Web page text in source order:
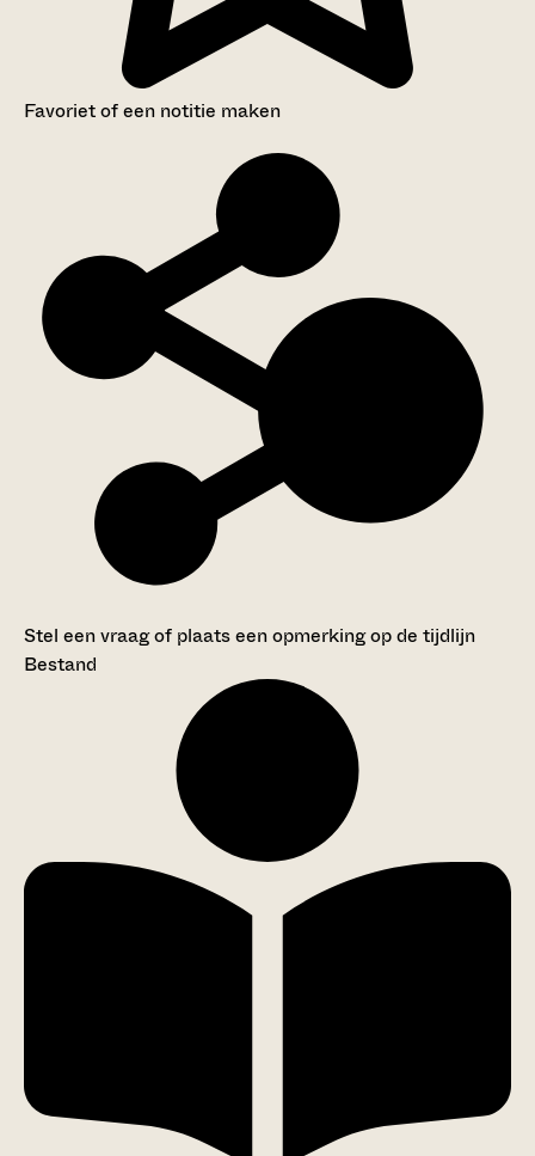
Favoriet of een notitie maken
Stel een vraag of plaats een opmerking op de tijdlijn
Bestand